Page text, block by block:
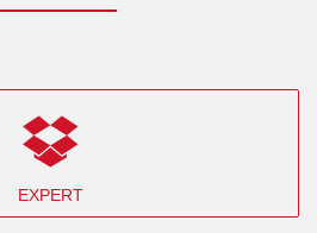
EXPERT